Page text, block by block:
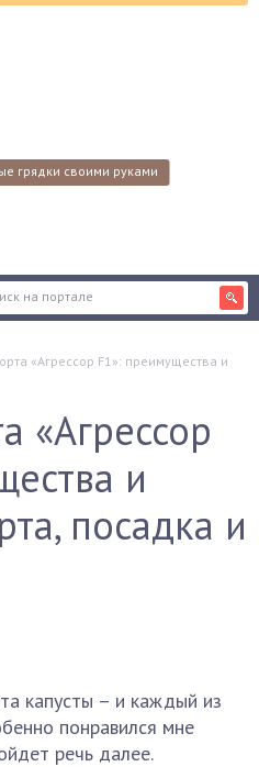
грядки своими руками
«Агрессор F1»: преимущества и
«Агрессор
и
посадка и
капусты – и каждый из
понравился мне
речь далее.